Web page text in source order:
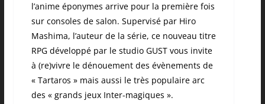
l’anime éponymes arrive pour la première fois
sur consoles de salon. Supervisé par Hiro
Mashima, l’auteur de la série, ce nouveau titre
RPG développé par le studio GUST vous invite
à (re)vivre le dénouement des évènements de
« Tartaros » mais aussi le très populaire arc
des « grands jeux Inter-magiques ».